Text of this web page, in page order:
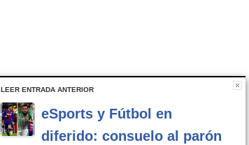
LEER ENTRADA ANTERIOR
eSports y Fútbol en
diferido: consuelo al parón